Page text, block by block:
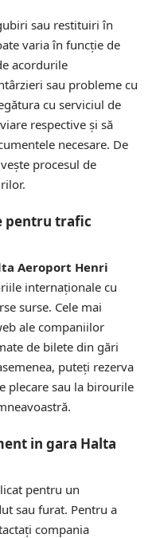
sau restituiri în
varia în funcție de
acordurile
sau probleme cu
cu serviciul de
respective și să
necesare. De
procesul de
pentru trafic
Aeroport Henri
internaționale cu
surse. Cele mai
ale companiilor
de bilete din gări
puteți rezerva
plecare sau la birourile
in gara Halta
pentru un
sau furat. Pentru a
compania